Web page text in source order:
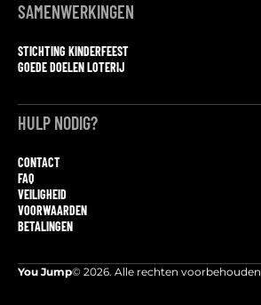
SAMENWERKINGEN
STICHTING KINDERFEEST
GOEDE DOELEN LOTERIJ
HULP NODIG?
CONTACT
FAQ
VEILIGHEID
VOORWAARDEN
BETALINGEN
You Jump© 2026. Alle rechten voorbehouden